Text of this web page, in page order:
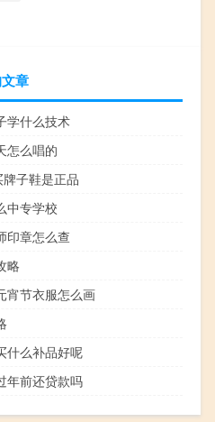
章
学什么技术
怎么唱的
子鞋是正品
中专学校
印章怎么查
略
宵节衣服怎么画
什么补品好呢
年前还贷款吗